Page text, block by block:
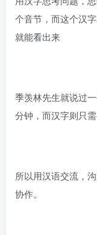
个音节，而这个汉
就能看出来
季羡林先生就说过
分钟，而汉字则只需
所以用汉语交流，
协作。